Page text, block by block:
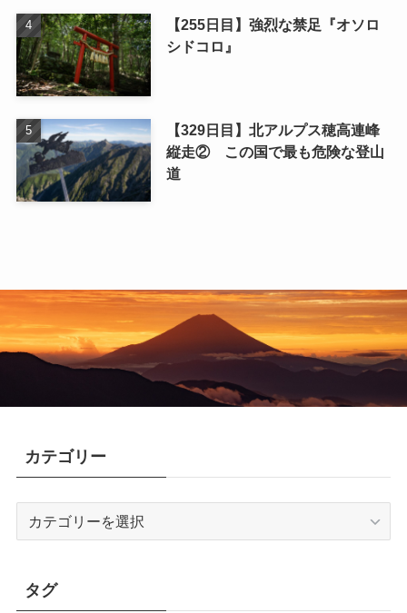
【255日目】強烈な禁足『オソロ
シドコロ』
【329日目】北アルプス穂高連峰
縦走② この国で最も危険な登山
道
カテゴリー
ー
タグ